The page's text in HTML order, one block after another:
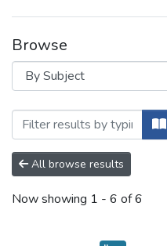
Browse
Browsing
All browse results
Now showing 1 - 6 of 6